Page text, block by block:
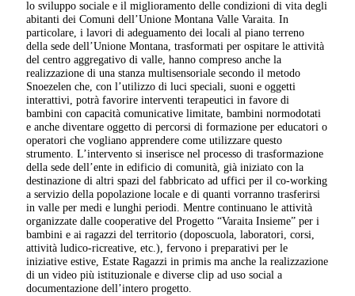
lo sviluppo sociale e il miglioramento delle condizioni di vita degli
abitanti dei Comuni dell’Unione Montana Valle Varaita. In
particolare, i lavori di adeguamento dei locali al piano terreno
della sede dell’Unione Montana, trasformati per ospitare le attività
del centro aggregativo di valle, hanno compreso anche la
realizzazione di una stanza multisensoriale secondo il metodo
Snoezelen che, con l’utilizzo di luci speciali, suoni e oggetti
interattivi, potrà favorire interventi terapeutici in favore di
bambini con capacità comunicative limitate, bambini normodotati
e anche diventare oggetto di percorsi di formazione per educatori o
operatori che vogliano apprendere come utilizzare questo
strumento. L’intervento si inserisce nel processo di trasformazione
della sede dell’ente in edificio di comunità, già iniziato con la
destinazione di altri spazi del fabbricato ad uffici per il co-working
a servizio della popolazione locale e di quanti vorranno trasferirsi
in valle per medi e lunghi periodi. Mentre continuano le attività
organizzate dalle cooperative del Progetto “Varaita Insieme” per i
bambini e ai ragazzi del territorio (doposcuola, laboratori, corsi,
attività ludico-ricreative, etc.), fervono i preparativi per le
iniziative estive, Estate Ragazzi in primis ma anche la realizzazione
di un video più istituzionale e diverse clip ad uso social a
documentazione dell’intero progetto.